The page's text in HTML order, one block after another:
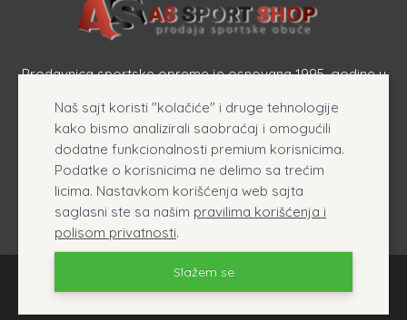
Prodavnica sportske opreme je osnovana 1995. godine u
opreme, originalnih patika i sportske odeće online.
Naš sajt koristi "kolačiće" i druge tehnologije
kako bismo analizirali saobraćaj i omogućili
dodatne funkcionalnosti premium korisnicima.
Podatke o korisnicima ne delimo sa trećim
licima. Nastavkom korišćenja web sajta
saglasni ste sa našim pravilima korišćenja i
polisom privatnosti.
Slažem se